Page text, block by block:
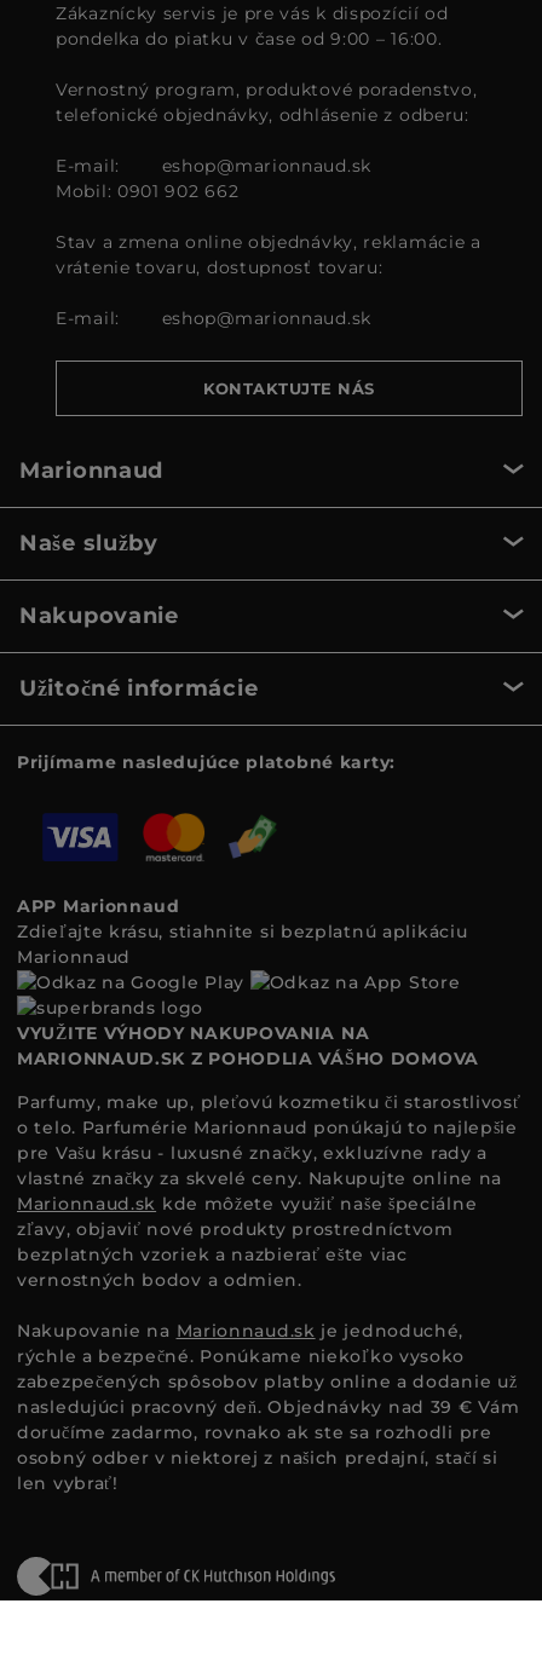
Zákaznícky servis je pre vás k dispozícií od
pondelka do piatku v čase od 9:00 – 16:00.
Vernostný program, produktové poradenstvo,
telefonické objednávky, odhlásenie z odberu:
E-mail:
eshop@marionnaud.sk
Mobil: 0901 902 662
Stav a zmena online objednávky, reklamácie a
vrátenie tovaru, dostupnosť tovaru:
E-mail: eshop@marionnaud.sk
KONTAKTUJTE NÁS
Marionnaud
Naše služby
Nakupovanie
Užitočné informácie
Prijímame nasledujúce platobné karty:
APP Marionnaud
Zdieľajte krásu, stiahnite si bezplatnú aplikáciu
Marionnaud
VYUŽITE VÝHODY NAKUPOVANIA NA
MARIONNAUD.SK Z POHODLIA VÁŠHO DOMOVA
Parfumy, make up, pleťovú kozmetiku či starostlivosť
o telo. Parfumérie Marionnaud ponúkajú to najlepšie
pre Vašu krásu - luxusné značky, exkluzívne rady a
vlastné značky za skvelé ceny. Nakupujte online na
Marionnaud.sk kde môžete využiť naše špeciálne
zľavy, objaviť nové produkty prostredníctvom
bezplatných vzoriek a nazbierať ešte viac
vernostných bodov a odmien.
Nakupovanie na Marionnaud.sk je jednoduché,
rýchle a bezpečné. Ponúkame niekoľko vysoko
zabezpečených spôsobov platby online a dodanie už
nasledujúci pracovný deň. Objednávky nad 39 € Vám
doručíme zadarmo, rovnako ak ste sa rozhodli pre
osobný odber v niektorej z našich predajní, stačí si
len vybrať!